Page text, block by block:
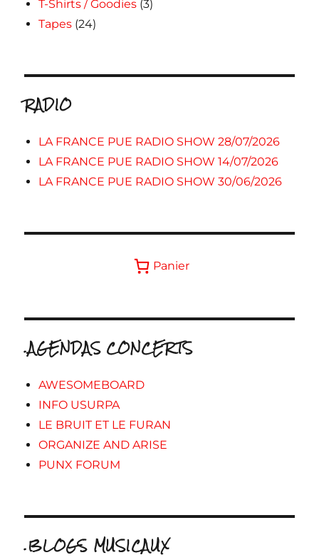
T-Shirts / Goodies (3)
Tapes (24)
RADIO
LA FRANCE PUE RADIO SHOW 28/07/2026
LA FRANCE PUE RADIO SHOW 14/07/2026
LA FRANCE PUE RADIO SHOW 30/06/2026
Panier
.AGENDAS CONCERTS
AWESOMEBOARD
INFO USURPA
LE BRUIT ET LE FURAN
ORGANIZE AND ARISE
PUNX FORUM
.BLOGS MUSICAUX